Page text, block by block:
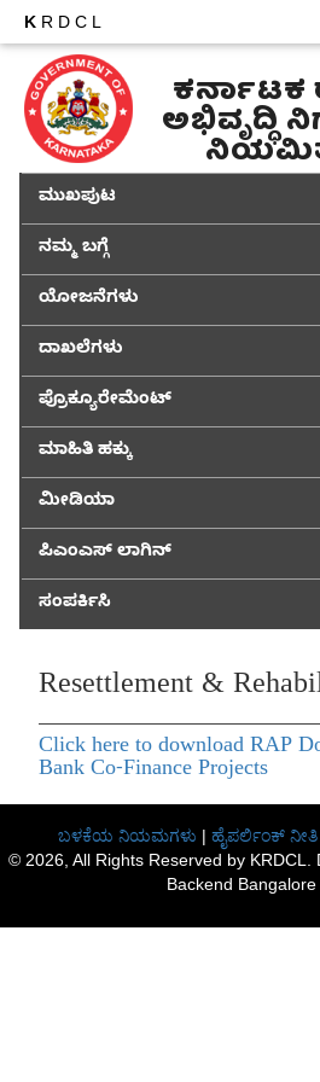
K RDCL
ಕರ್ನಾಟಕ
ಅಭಿವೃದ್ಧಿ
ಮುಖಪುಟ
ನಮ್ಮ ಬಗ್ಗೆ
ಯೋಜನೆಗಳು
ದಾಖಲೆಗಳು
ಪ್ರೊಕ್ಯೂರೇಮೆಂಟ್
ಮಾಹಿತಿ ಹಕ್ಕು
ಮೀಡಿಯಾ
ಪಿಎಂಎಸ್ ಲಾಗಿನ್
ಸಂಪರ್ಕಿಸಿ
Resettlement &
Click here to download RAP
Bank Co-Finance Projects
ಬಳಕೆಯ ನಿಯಮಗಳು | ಹೈಪರ್ಲಿಂಕ್ ನೀತಿ
© 2026, All Rights Reserved by
Backend Bangalore